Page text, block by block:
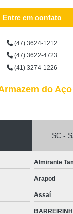
Entre em contato
(47) 3624-1212
(47) 3622-4723
(41) 3274-1226
do
SC -
Almirante
Arapoti
Assaí